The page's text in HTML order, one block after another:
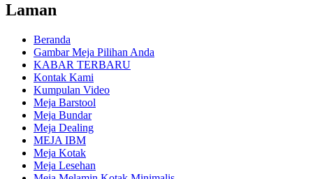
Laman
Beranda
Gambar Meja Pilihan Anda
KABAR TERBARU
Kontak Kami
Kumpulan Video
Meja Barstool
Meja Bundar
Meja Dealing
MEJA IBM
Meja Kotak
Meja Lesehan